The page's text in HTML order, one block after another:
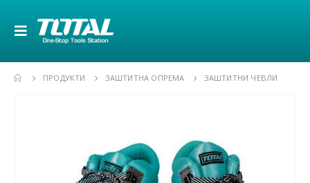
ПРОДУКТИ ЗАШТИТНА ОПРЕМА ЗАШТИТНИ ЧЕВЛИ